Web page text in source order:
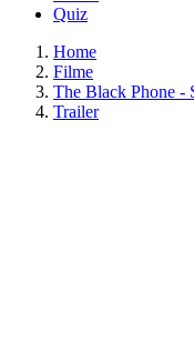
Quiz
Home
Filme
The Black Phone -
Trailer